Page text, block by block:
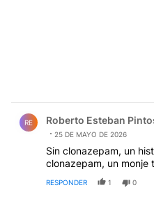
RE Roberto Esteban
25 DE MAYO DE 2026
Sin clonazepam, un
clonazepam, un monje
RESPONDER 1 0